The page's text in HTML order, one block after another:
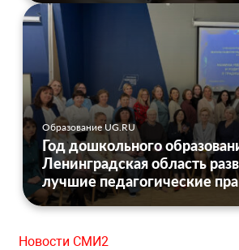
Образование UG.RU
Год дошкольного
Ленинградская область
лучшие педагогические
Новости СМИ2